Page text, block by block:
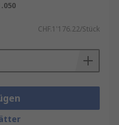
CHF.1'176.22/Stück